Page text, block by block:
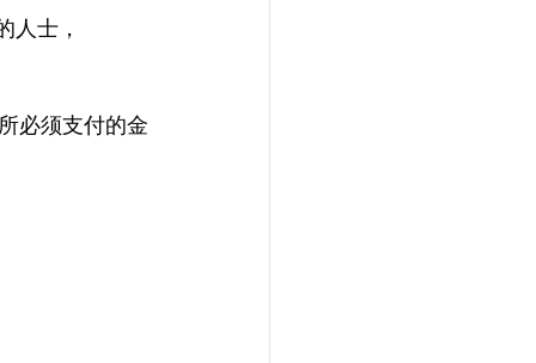
人士，
必须支付的金